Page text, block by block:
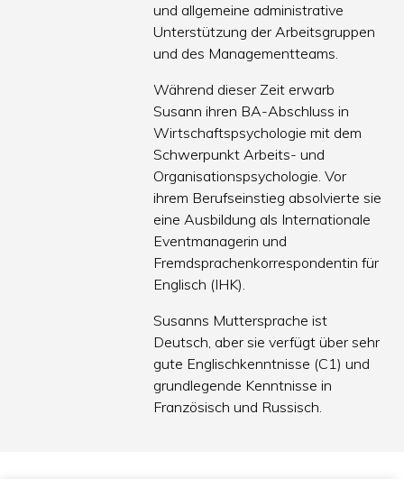
und allgemeine administrative
Unterstützung der Arbeitsgruppen
und des Managementteams.
Während dieser Zeit erwarb
Susann ihren BA-Abschluss in
Wirtschaftspsychologie mit dem
Schwerpunkt Arbeits- und
Organisationspsychologie. Vor
ihrem Berufseinstieg absolvierte sie
eine Ausbildung als Internationale
Eventmanagerin und
Fremdsprachenkorrespondentin für
Englisch (IHK).
Susanns Muttersprache ist
Deutsch, aber sie verfügt über sehr
gute Englischkenntnisse (C1) und
grundlegende Kenntnisse in
Französisch und Russisch.